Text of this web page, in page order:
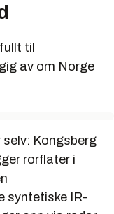
til
av om Norge
Kongsberg
rorflater i
syntetiske IR-